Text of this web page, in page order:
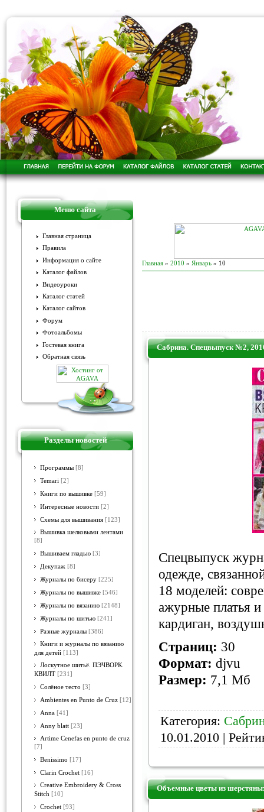
Меню сайта
Главная страница
Правила
Информация о сайте
Каталог файлов
Видеоуроки
Каталог статей
Каталог сайтов
Форум
Фотоальбомы
Гостевая книга
Обратная связь
Разделы новостей
Программы [8]
Temari [2]
Книги по вышивке [59]
Интересные новости [2]
Схемы для вышивания [123]
Вышивка шелковыми лентами
[8]
Вышиваем гладью [3]
Декупаж [8]
Журналы по бисеру [225]
Журналы по вышивке [546]
Журналы по вязанию [2148]
Журналы по шитью [241]
Разные журналы [386]
Книги и журналы по вязанию
для детей [113]
Лоскутное шитьё. ПЭЧВОРК.
КВИЛТ [231]
Солёное тесто [3]
Ambientes en Punto de Cruz [12]
Anna [41]
Anny blatt [23]
Artime Cenefas en punto de cruz
[7]
Benissimo [17]
Clarin Crochet [16]
Creative Embroidery & Cross
Stitch [10]
Crochet [93]
Главная » 2010 » Январь » 10
Сабрина. Спецвыпуск №2,
Спецвыпуск
одежде,
18 моделей:
ажурные платья
кардиган,
Страниц: 30
Формат: djvu
Размер: 7,1 Мб
Категория:
10.01.2010 |
Объемные цветы из